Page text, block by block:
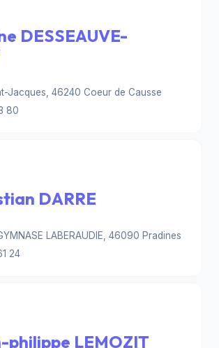
DESSEAUVE-
Jacques, 46240 Coeur de Causse
80
DARRE
LABERAUDIE, 46090 Pradines
24
philippe LEMOZIT